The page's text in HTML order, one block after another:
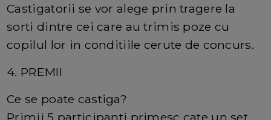
Castigatorii se vor alege prin tragere la
sorti dintre cei care au trimis poze cu
copilul lor in conditiile cerute de concurs.
4. PREMII
Ce se poate castiga?
Primii 5 participanti primesc cate un set